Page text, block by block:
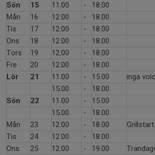
Sön
15 11.00 -
18.00
Mån
16 12.00 -
18.00
Tis
17 12.00 -
18.00
Ons
18 12.00 -
18.00
Tors
19 12.00 -
18.00
Fre
20 12.00 -
18.00
Lör
21 11.00 - 15.00
inga
15.00
-
18.00
Sön
22 11.00 -
15.00
15.00
-
18.00
Mån
23 12.00 - 18.00
Grillstart
Tis
24 12.00 -
18.00
Ons
25 12.00 - 19.00